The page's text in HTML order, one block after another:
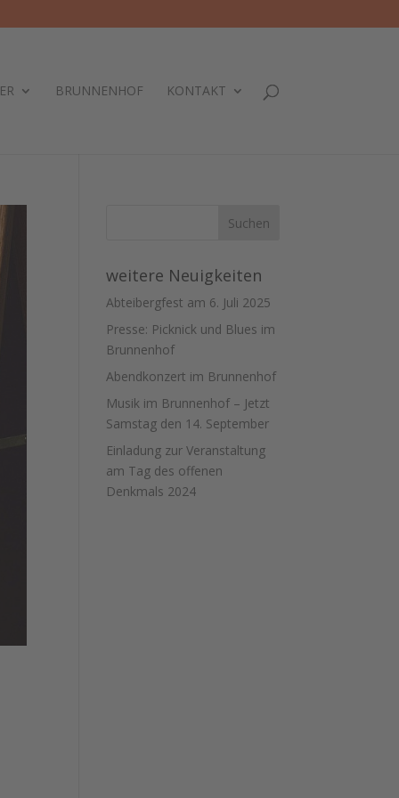
BRUNNENHOF KONTAKT
weitere Neuigkeiten
Abteibergfest am 6. Juli 2025
Presse: Picknick und Blues im
Brunnenhof
Abendkonzert im Brunnenhof
Musik im Brunnenhof – Jetzt
Samstag den 14. September
Einladung zur Veranstaltung
am Tag des offenen
Denkmals 2024